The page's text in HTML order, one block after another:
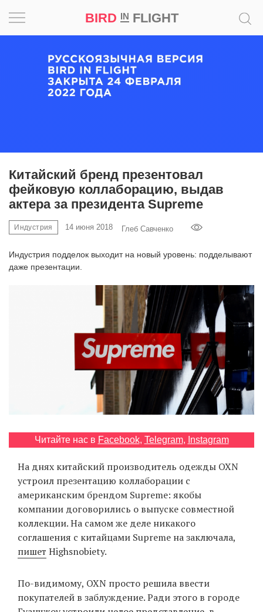
BIRD INFLIGHT
Китайский бренд презентовал
фейковую коллаборацию, выдав
актера за президента Supreme
Индустрия 14 июня 2018 Глеб Савченко
Индустрия подделок выходит на новый уровень: подделывают
даже презентации.
Читайте нас в Facebook, Telegram, Instagram
На днях китайский производитель одежды OXN
устроил презентацию коллаборации с
американским брендом Supreme: якобы
компании договорились о выпуске совместной
коллекции. На самом же деле никакого
соглашения с китайцами Supreme на заключала,
пишет Highsnobiety.
По-видимому, OXN просто решила ввести
покупателей в заблуждение. Ради этого в городе